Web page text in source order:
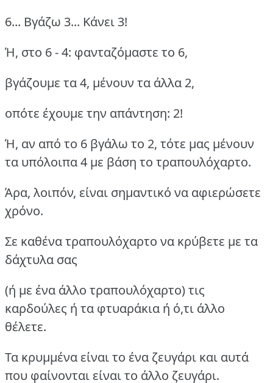
6... Βγάζω 3... Κάνει 3!
Ή, στο 6 - 4: φανταζόμαστε το 6,
βγάζουμε τα 4, μένουν τα άλλα 2,
οπότε έχουμε την απάντηση: 2!
Ή, αν από το 6 βγάλω το 2, τότε μας μένουν
τα υπόλοιπα 4 με βάση το τραπουλόχαρτο.
Άρα, λοιπόν, είναι σημαντικό να αφιερώσετε
χρόνο.
Σε καθένα τραπουλόχαρτο να κρύβετε με τα
δάχτυλα σας
(ή με ένα άλλο τραπουλόχαρτο) τις
καρδούλες ή τα φτυαράκια ή ό,τι άλλο
θέλετε.
Τα κρυμμένα είναι το ένα ζευγάρι και αυτά
που φαίνονται είναι το άλλο ζευγάρι.